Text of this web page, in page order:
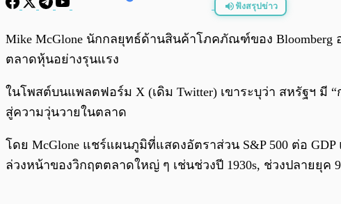
ฟังสรุปข่าว
พร้อมเล่น
Mike McGlone นักกลยุทธ์ด้านสินค้าโภคภัณฑ์ของ
ตลาดหุ้นอย่างรุนแรง
ในโพสต์บนแพลตฟอร์ม X (เดิม Twitter) เขาระบุว่า สหรัฐฯ มี
สู่ความวุ่นวายในตลาด
โดย McGlone แชร์แผนภูมิที่แสดงอัตราส่วน S&P 500 ต่อ
ล่วงหน้าของวิกฤตตลาดใหญ่ ๆ เช่นช่วงปี 1930s, ช่วงปลายยุค